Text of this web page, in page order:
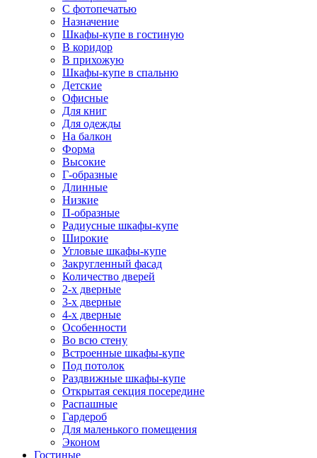
С фотопечатью
Назначение
Шкафы-купе в гостиную
В коридор
В прихожую
Шкафы-купе в спальню
Детские
Офисные
Для книг
Для одежды
На балкон
Форма
Высокие
Г-образные
Длинные
Низкие
П-образные
Радиусные шкафы-купе
Широкие
Угловые шкафы-купе
Закругленный фасад
Количество дверей
2-х дверные
3-х дверные
4-х дверные
Особенности
Во всю стену
Встроенные шкафы-купе
Под потолок
Раздвижные шкафы-купе
Открытая секция посередине
Распашные
Гардероб
Для маленького помещения
Эконом
Гостиные